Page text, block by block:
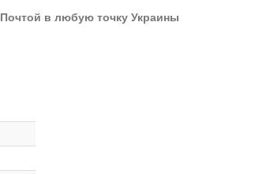
в любую точку Украины